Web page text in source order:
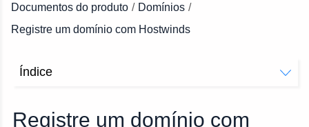
Documentos do produto / Domínios /
Registre um domínio com Hostwinds
Índice
Adicione proteção de identificação
Registre um domínio com